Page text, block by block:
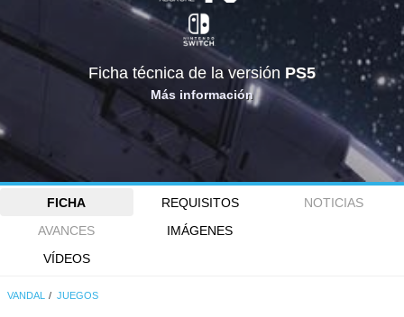
Ficha técnica de la versión PS5
Más información
FICHA REQUISITOS
NOTICIAS
AVANCES
IMÁGENES
VÍDEOS
VANDAL JUEGOS